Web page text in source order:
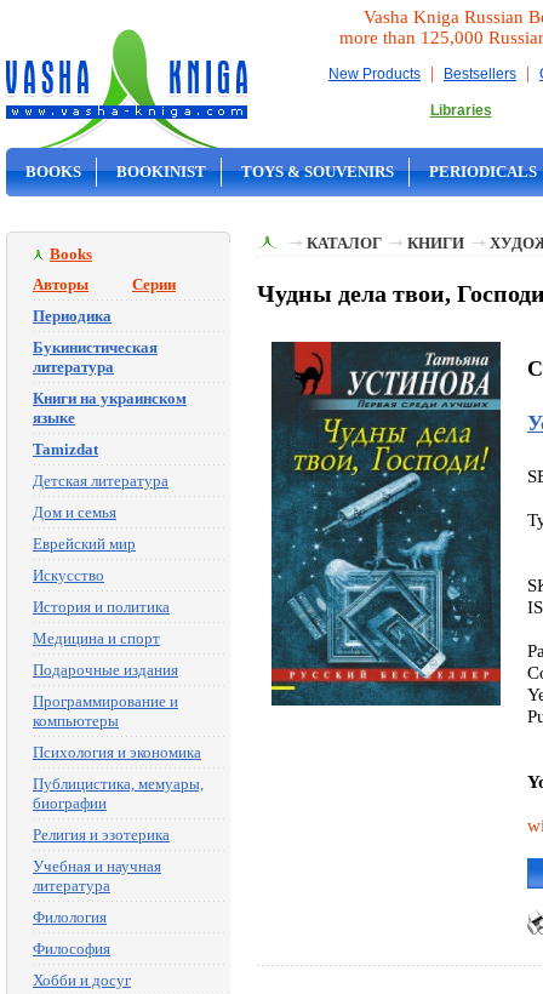
Vasha Kniga Russian
more than 125,000
New Products | Bestsellers |
Libraries
BOOKS BOOKINIST TOYS & SOUVENIRS PERIODICALS
Books
Авторы
Серии
Периодика
Букинистическая
литература
Книги на украинском
языке
Tamizdat
Детская литература
Дом и семья
Еврейский мир
Искусство
История и политика
Медицина и спорт
Подарочные издания
Программирование и
компьютеры
Психология и экономика
Публицистика, мемуары,
биографии
Религия и эзотерика
Учебная и научная
литература
Филология
Философия
Хобби и досуг
КАТАЛОГ КНИГИ
Чудны дела твои,